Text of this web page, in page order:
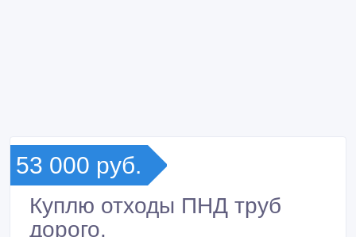
53 000 руб.
Куплю отходы ПНД труб
дорого.